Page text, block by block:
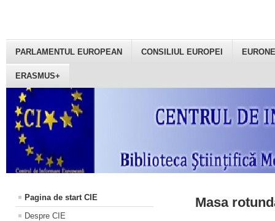
PARLAMENTUL EUROPEAN CONSILIUL EUROPEI
ERASMUS+
Pagina de start CIE
Despre CIE
Masa